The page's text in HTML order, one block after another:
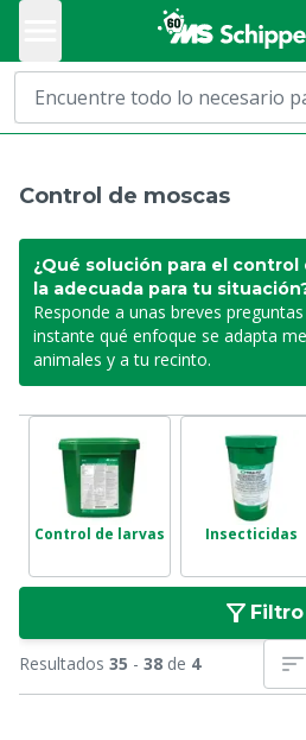
Control de moscas
¿Qué solución para el control
la adecuada para tu
Responde a unas breves
instante qué enfoque se adapta
animales y a tu recinto.
Control de larvas Insecticidas
Filtro
Resultados 35 - 38 de 4